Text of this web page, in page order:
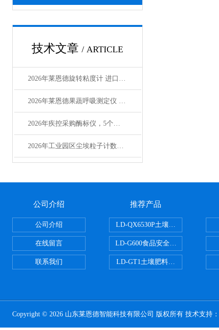
技术文章 / ARTICLE
2026年莱恩德旋转粘度计 进口国产对标选型指南
2026年莱恩德果蔬呼吸测定仪 检测效率较传统方式提8倍
2026年疾控采购酶标仪，5个成本维度要算清
2026年工业园区尘埃粒子计数器选型实用指南
公司介绍
公司介绍
在线留言
联系我们
推荐产品
LD-QX6530P土壤氧化还原电位检
LD-G600食品安全检测仪
LD-GT1土壤肥料养分检测仪
Copyright © 2026 山东莱恩德智能科技有限公司 版权所有 技术支持：